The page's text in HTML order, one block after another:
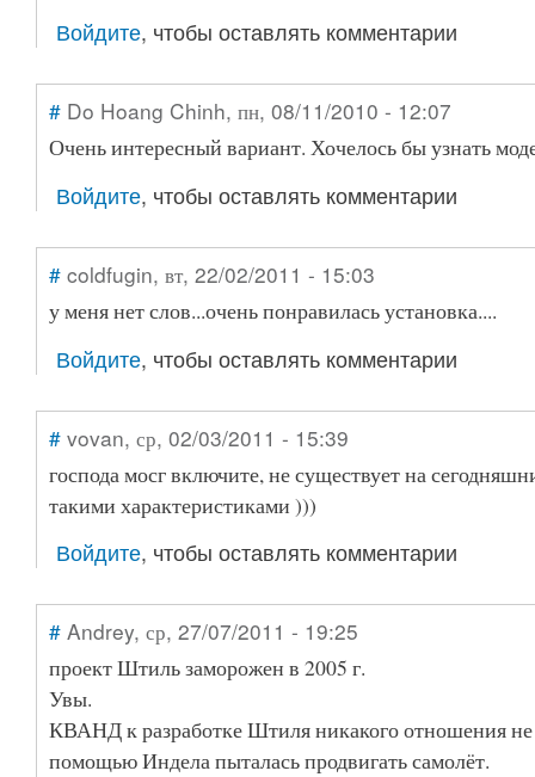
Войдите, чтобы оставлять комментарии
# Do Hoang Chinh, пн, 08/11/2010 - 12:07
Очень интересный вариант. Хочелось бы узнать
Войдите, чтобы оставлять комментарии
# coldfugin, вт, 22/02/2011 - 15:03
у меня нет слов...очень понравилась установка....
Войдите, чтобы оставлять комментарии
# vovan, ср, 02/03/2011 - 15:39
господа мосг включите, не существует на
такими характеристиками )))
Войдите, чтобы оставлять комментарии
# Andrey, ср, 27/07/2011 - 19:25
проект Штиль заморожен в 2005 г.
Увы.
КВАНД к разработке Штиля никакого отношения
помощью Индела пыталась продвигать самолёт.